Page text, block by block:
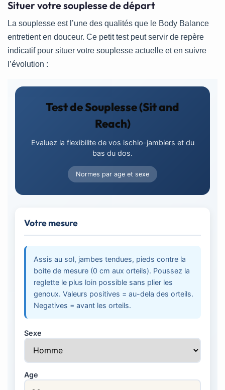
Situer votre souplesse de départ
La souplesse est l’une des qualités que le Body Balance
entretient en douceur. Ce petit test peut servir de repère
indicatif pour situer votre souplesse actuelle et en suivre
l’évolution :
Test de Souplesse (Sit and
Reach)
Evaluez la flexibilite de vos ischio-jambiers et du
bas du dos.
Normes par age et sexe
Votre mesure
Assis au sol, jambes tendues, pieds contre la
boite de mesure (0 cm aux orteils). Poussez la
reglette le plus loin possible sans plier les
genoux. Valeurs positives = au-dela des orteils.
Negatives = avant les orteils.
Sexe
Age